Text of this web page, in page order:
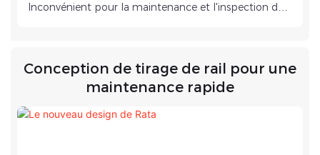
Inconvénient pour la maintenance et l'inspection de
2500KW pour les unités basées sur un conteneur de
Conception de tirage de rail pour une
maintenance rapide